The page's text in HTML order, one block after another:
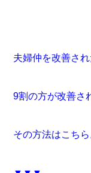
夫婦仲を改善され
9割の方が改善さ
その方法はこちら